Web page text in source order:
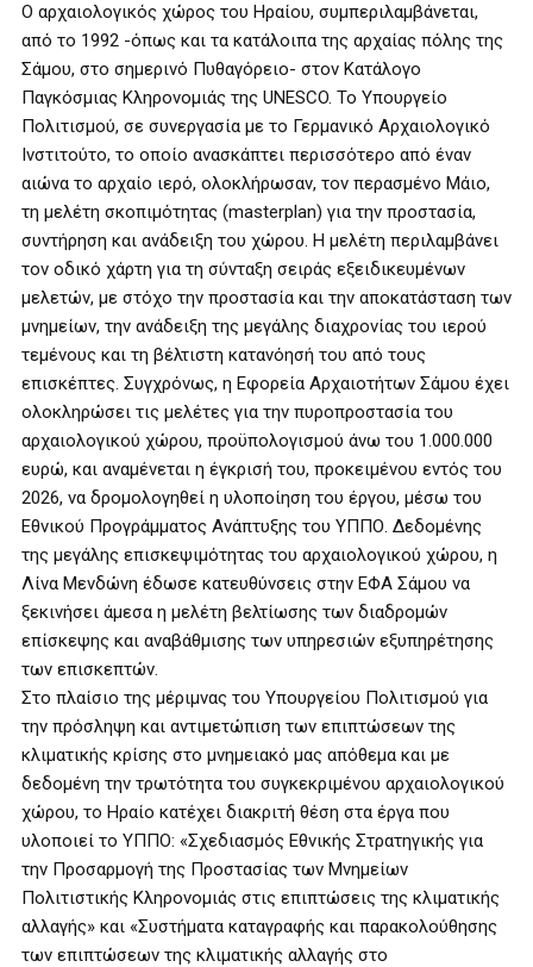
Ο αρχαιολογικός χώρος του Ηραίου, συμπεριλαμβάνεται,
από το 1992 -όπως και τα κατάλοιπα της αρχαίας πόλης της
Σάμου, στο σημερινό Πυθαγόρειο- στον Κατάλογο
Παγκόσμιας Κληρονομιάς της UNESCO. Το Υπουργείο
Πολιτισμού, σε συνεργασία με το Γερμανικό Αρχαιολογικό
Ινστιτούτο, το οποίο ανασκάπτει περισσότερο από έναν
αιώνα το αρχαίο ιερό, ολοκλήρωσαν, τον περασμένο Μάιο,
τη μελέτη σκοπιμότητας (masterplan) για την προστασία,
συντήρηση και ανάδειξη του χώρου. Η μελέτη περιλαμβάνει
τον οδικό χάρτη για τη σύνταξη σειράς εξειδικευμένων
μελετών, με στόχο την προστασία και την αποκατάσταση των
μνημείων, την ανάδειξη της μεγάλης διαχρονίας του ιερού
τεμένους και τη βέλτιστη κατανόησή του από τους
επισκέπτες. Συγχρόνως, η Εφορεία Αρχαιοτήτων Σάμου έχει
ολοκληρώσει τις μελέτες για την πυροπροστασία του
αρχαιολογικού χώρου, προϋπολογισμού άνω του 1.000.000
ευρώ, και αναμένεται η έγκρισή του, προκειμένου εντός του
2026, να δρομολογηθεί η υλοποίηση του έργου, μέσω του
Εθνικού Προγράμματος Ανάπτυξης του ΥΠΠΟ. Δεδομένης
της μεγάλης επισκεψιμότητας του αρχαιολογικού χώρου, η
Λίνα Μενδώνη έδωσε κατευθύνσεις στην ΕΦΑ Σάμου να
ξεκινήσει άμεσα η μελέτη βελτίωσης των διαδρομών
επίσκεψης και αναβάθμισης των υπηρεσιών εξυπηρέτησης
των επισκεπτών.
Στο πλαίσιο της μέριμνας του Υπουργείου Πολιτισμού για
την πρόσληψη και αντιμετώπιση των επιπτώσεων της
κλιματικής κρίσης στο μνημειακό μας απόθεμα και με
δεδομένη την τρωτότητα του συγκεκριμένου αρχαιολογικού
χώρου, το Ηραίο κατέχει διακριτή θέση στα έργα που
υλοποιεί το ΥΠΠΟ: «Σχεδιασμός Εθνικής Στρατηγικής για
την Προσαρμογή της Προστασίας των Μνημείων
Πολιτιστικής Κληρονομιάς στις επιπτώσεις της κλιματικής
αλλαγής» και «Συστήματα καταγραφής και παρακολούθησης
των επιπτώσεων της κλιματικής αλλαγής στο